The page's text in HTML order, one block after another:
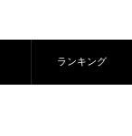
ランキング